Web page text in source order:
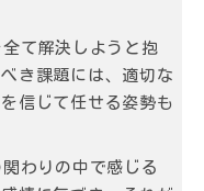
て解決しようと抱
き課題には、適切な
信じて任せる姿勢も
わりの中で感じる